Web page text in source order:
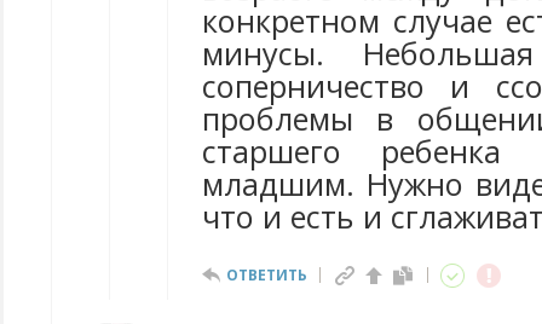
конкретном случае
минусы. Небольшая
соперничество и
проблемы в
старшего ребенка
младшим. Нужно
что и есть и
ОТВЕТИТЬ